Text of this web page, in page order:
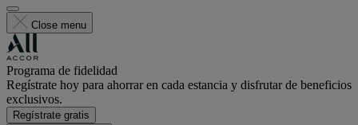
Close menu
Programa de fidelidad
Regístrate hoy para ahorrar en cada estancia y disfrutar de beneficios
exclusivos.
Regístrate gratis